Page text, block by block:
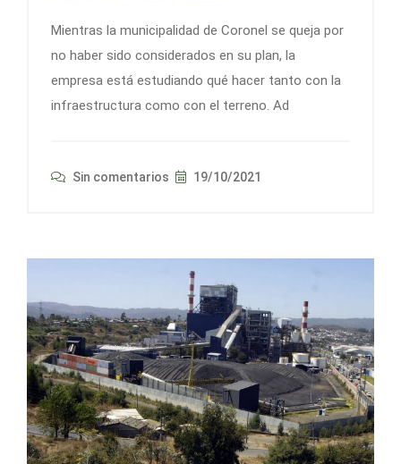
Mientras la municipalidad de Coronel se queja por
no haber sido considerados en su plan, la
empresa está estudiando qué hacer tanto con la
infraestructura como con el terreno. Ad
Sin comentarios 19/10/2021